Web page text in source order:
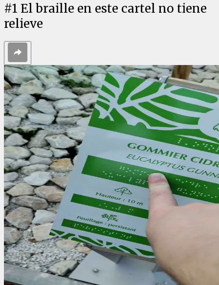
#1 El braille en este cartel no tiene
relieve